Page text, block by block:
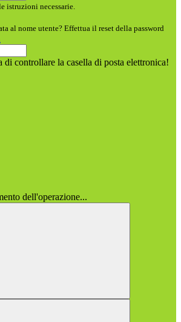
istruzioni necessarie.
al nome utente? Effettua il reset della password
di controllare la casella di posta elettronica!
dell'operazione...